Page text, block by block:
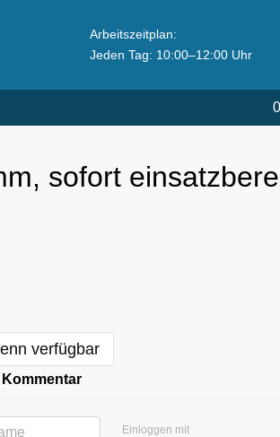
Arbeitszeitplan:
Jeden Tag: 10:00–12:00 Uhr
sofort
verfügbar
Einloggen mit